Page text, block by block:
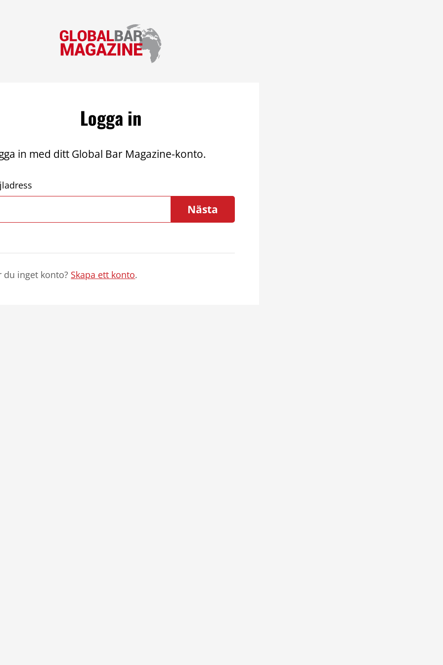
Logga in
in med ditt Global Bar Magazine-konto.
Nästa
du inget konto? Skapa ett konto.